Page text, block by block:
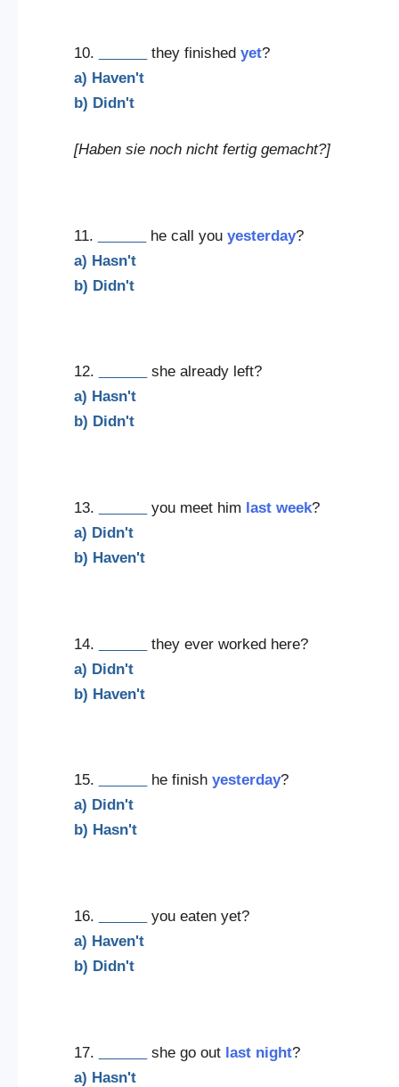
10. they finished yet?
a) Haven't
b) Didn't
[Haben sie noch nicht fertig gemacht?]
11. he call you yesterday?
a) Hasn't
b) Didn't
12.
she already left?
a) Hasn't
b) Didn't
13. you meet him last week?
a) Didn't
b) Haven't
14.
they ever worked here?
a) Didn't
b) Haven't
15. he finish yesterday?
a) Didn't
b) Hasn't
16.
you eaten yet?
a) Haven't
b) Didn't
17. she go out last night?
a) Hasn't